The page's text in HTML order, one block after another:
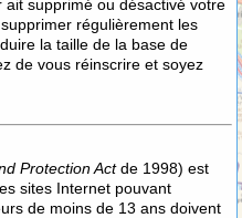
ait supprimé ou désactivé votre
régulièrement les
la taille de la base de
de vous réinscrire et soyez
Protection Actde 1998) est
sites Internet pouvant
de moins de 13 ans doivent